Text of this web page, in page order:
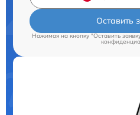
Оставить
Нажимая на кнопку "Оставить